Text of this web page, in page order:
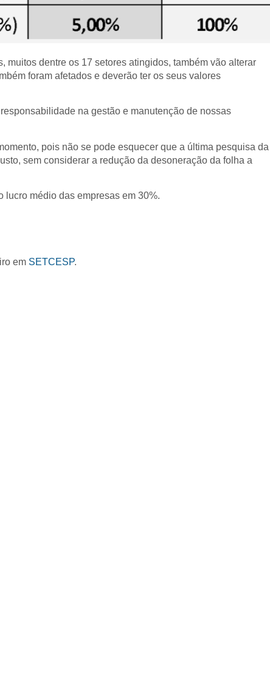
muitos dentre os 17 setores atingidos, também vão alterar
foram afetados e deverão ter os seus valores
na gestão e manutenção de nossas
pois não se pode esquecer que a última pesquisa da
sem considerar a redução da desoneração da folha a
lucro médio das empresas em 30%.
em SETCESP.